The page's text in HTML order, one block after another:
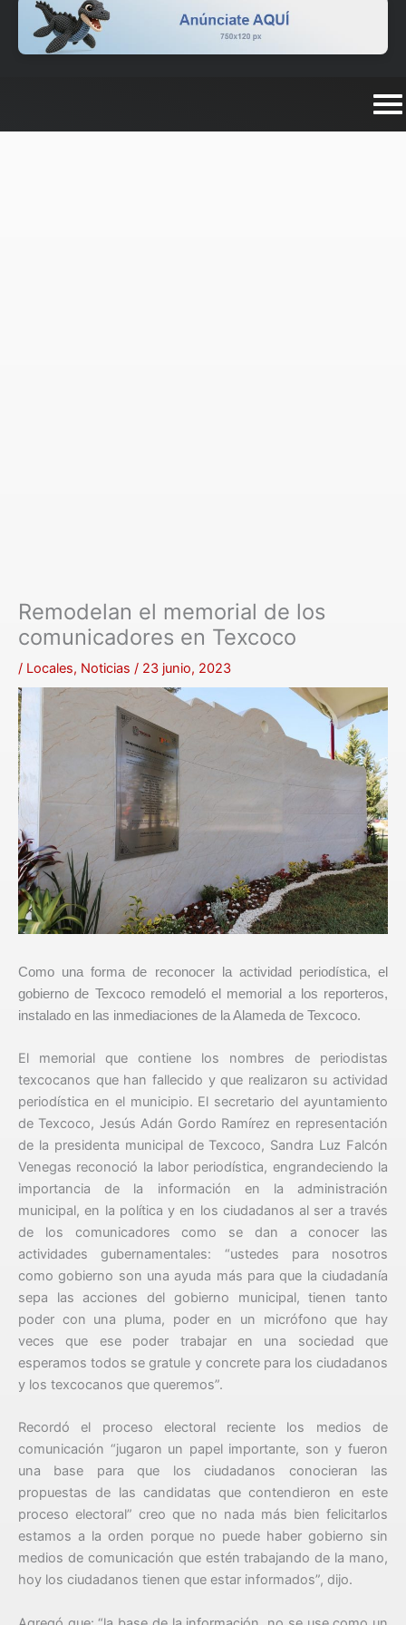
Remodelan el memorial de los
comunicadores en Texcoco
/ Locales, Noticias / 23 junio, 2023
Como una forma de reconocer la actividad periodística, el
gobierno de Texcoco remodeló el memorial a los reporteros,
instalado en las inmediaciones de la Alameda de Texcoco.
El memorial que contiene los nombres de periodistas
texcocanos que han fallecido y que realizaron su actividad
periodística en el municipio. El secretario del ayuntamiento
de Texcoco, Jesús Adán Gordo Ramírez en representación
de la presidenta municipal de Texcoco, Sandra Luz Falcón
Venegas reconoció la labor periodística, engrandeciendo la
importancia de la información en la administración
municipal, en la política y en los ciudadanos al ser a través
de los comunicadores como se dan a conocer las
actividades gubernamentales: “ustedes para nosotros
como gobierno son una ayuda más para que la ciudadanía
sepa las acciones del gobierno municipal, tienen tanto
poder con una pluma, poder en un micrófono que hay
veces que ese poder trabajar en una sociedad que
esperamos todos se gratule y concrete para los ciudadanos
y los texcocanos que queremos”.
Recordó el proceso electoral reciente los medios de
comunicación “jugaron un papel importante, son y fueron
una base para que los ciudadanos conocieran las
propuestas de las candidatas que contendieron en este
proceso electoral” creo que no nada más bien felicitarlos
estamos a la orden porque no puede haber gobierno sin
medios de comunicación que estén trabajando de la mano,
hoy los ciudadanos tienen que estar informados”, dijo.